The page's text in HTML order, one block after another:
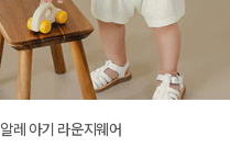
알레 아기 라운지웨어